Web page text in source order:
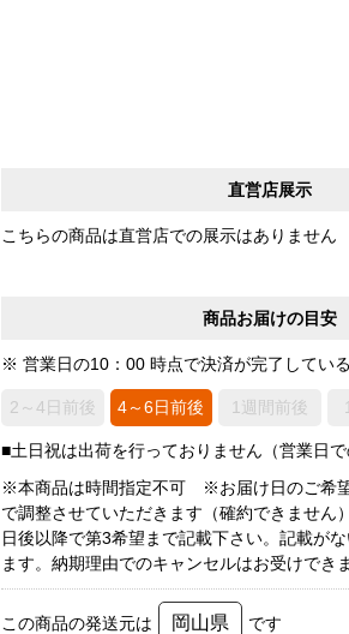
直営店展示
こちらの商品は直営店での展示はありません
商品お届けの目安
※ 営業日の10：00 時点で決済が完了してい
2～4日前後 4～6日前後 1週間前後
■土日祝は出荷を行っておりません（営業日で
※本商品は時間指定不可 ※お届け日のご希
で調整させていただきます（確約できません
日後以降で第3希望まで記載下さい。記載が
ます。納期理由でのキャンセルはお受けでき
この商品の発送元は 岡山県 です